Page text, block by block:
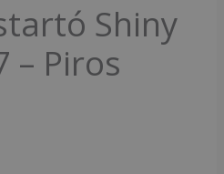
Shiny
– Piros